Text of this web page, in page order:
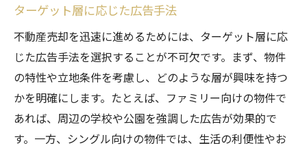
ターゲット層に応じた広告手法
不動産売却を迅速に進めるためには、ターゲット層に応
じた広告手法を選択することが不可欠です。まず、物件
の特性や立地条件を考慮し、どのような層が興味を持つ
かを明確にします。たとえば、ファミリー向けの物件で
あれば、周辺の学校や公園を強調した広告が効果的で
す。一方、シングル向けの物件では、生活の利便性やお